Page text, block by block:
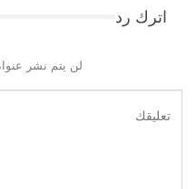
اترك رد
لن يتم نشر